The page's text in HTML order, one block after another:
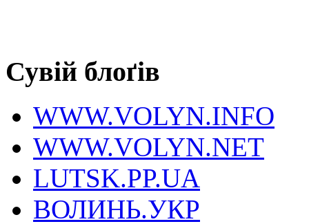
Сувій блоґів
WWW.VOLYN.INFO
WWW.VOLYN.NET
LUTSK.PP.UA
ВОЛИНЬ.УКР